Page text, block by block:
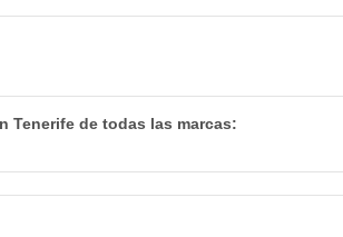
Tenerife de todas las marcas: